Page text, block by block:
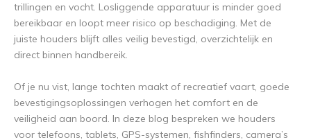
trillingen en vocht. Losliggende apparatuur is minder goed
bereikbaar en loopt meer risico op beschadiging. Met de
juiste houders blijft alles veilig bevestigd, overzichtelijk en
direct binnen handbereik.
Of je nu vist, lange tochten maakt of recreatief vaart, goede
bevestigingsoplossingen verhogen het comfort en de
veiligheid aan boord. In deze blog bespreken we houders
voor telefoons, tablets, GPS-systemen, fishfinders, camera’s